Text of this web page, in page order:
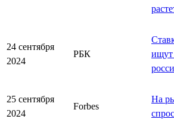
24 сентября
2024
РБК
ищут
25 сентября
2024
Forbes
На